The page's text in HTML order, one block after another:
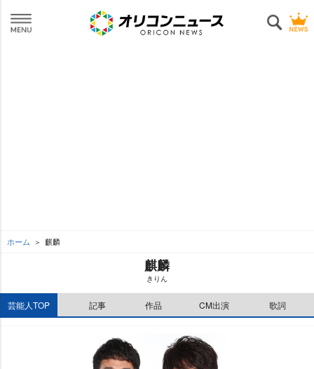
ホーム 麒麟
麒麟
きりん
芸能人TOP 記事 作品 CM出演 歌詞